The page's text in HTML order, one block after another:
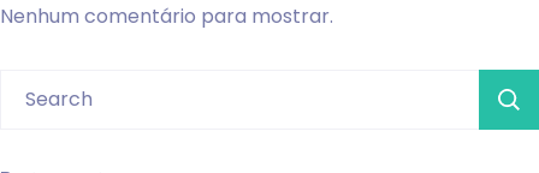
Nenhum comentário para mostrar.